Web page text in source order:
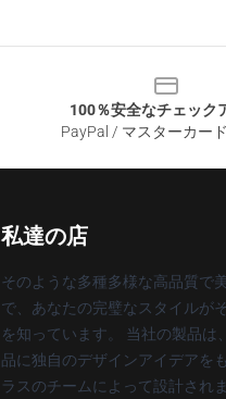
100％安全なチェック
PayPal / マスターカー
私達の店
そのような多種多様な高品質で
で、あなたの完璧なスタイルが
を知っています。 当社の製品は
品に独自のデザインアイデアを
ラスのチームによって設計されま